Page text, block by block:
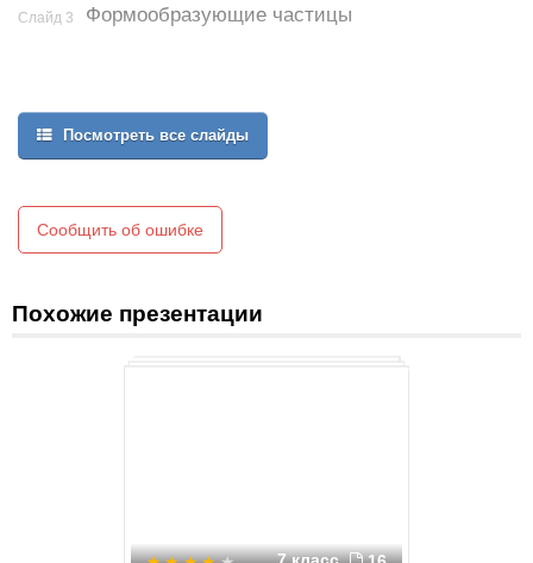
Слайд 3 Формообразующие частицы
Посмотреть все слайды
Сообщить об ошибке
Похожие презентации